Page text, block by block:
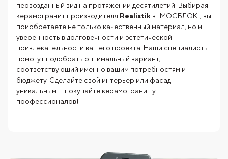
первозданный вид на протяжении десятилетий. Выбирая
керамогранит производителя Realistik в "МОСБЛОК", вы
приобретаете не только качественный материал, но и
уверенность в долговечности и эстетической
привлекательности вашего проекта. Наши специалисты
помогут подобрать оптимальный вариант,
соответствующий именно вашим потребностям и
бюджету. Сделайте свой интерьер или фасад
уникальным — покупайте керамогранит у
профессионалов!